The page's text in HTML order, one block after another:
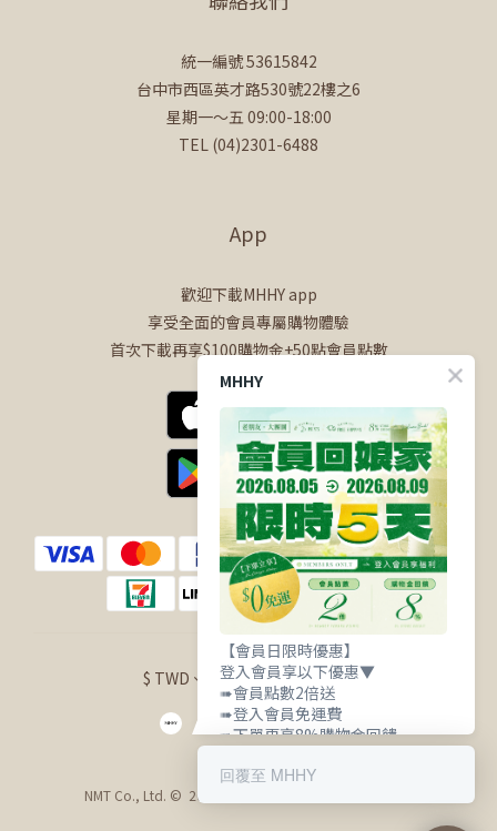
統一編號 53615842
台中市西區英才路530號22樓之6
星期一～五 09:00-18:00
TEL (04)2301-6488
App
歡迎下載MHHY app
享受全面的會員專屬購物體驗
首次下載再享$100購物金+50點會員點數
$ TWD 繁體中文
NMT Co., Ltd. © 2021 明華興業股份有限公司 版權所有
MHHY
【會員日限時優惠】
登入會員享以下優惠▼
➠會員點數2倍送
➠登入會員免運費
➠下單再享8%購物金回饋
回覆至 MHHY